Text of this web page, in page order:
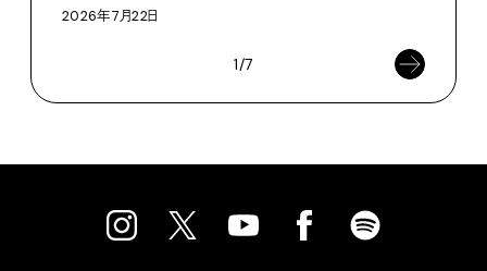
2026年7月22日
1/7